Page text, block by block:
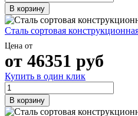
В корзину
Сталь сортовая
Цена от
от 46351 руб
Купить в один клик
В корзину